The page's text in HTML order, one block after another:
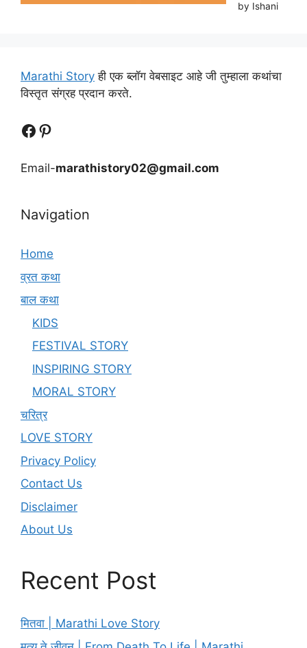
by Ishani
Marathi Story ही एक ब्लॉग वेबसाइट आहे जी तुम्हाला कथांचा
विस्तृत संग्रह प्रदान करते.
Follow UsFollow us
Email-marathistory02@gmail.com
Navigation
Home
व्रत कथा
बाल कथा
KIDS
FESTIVAL STORY
INSPIRING STORY
MORAL STORY
चरित्र
LOVE STORY
Privacy Policy
Contact Us
Disclaimer
About Us
Recent Post
मितवा | Marathi Love Story